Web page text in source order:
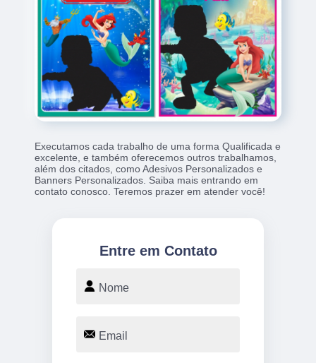
Executamos cada trabalho de uma forma Qualificada e
excelente, e também oferecemos outros trabalhamos,
além dos citados, como Adesivos Personalizados e
Banners Personalizados. Saiba mais entrando em
contato conosco. Teremos prazer em atender você!
Entre em Contato